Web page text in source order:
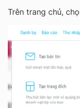
Trên trang chủ,